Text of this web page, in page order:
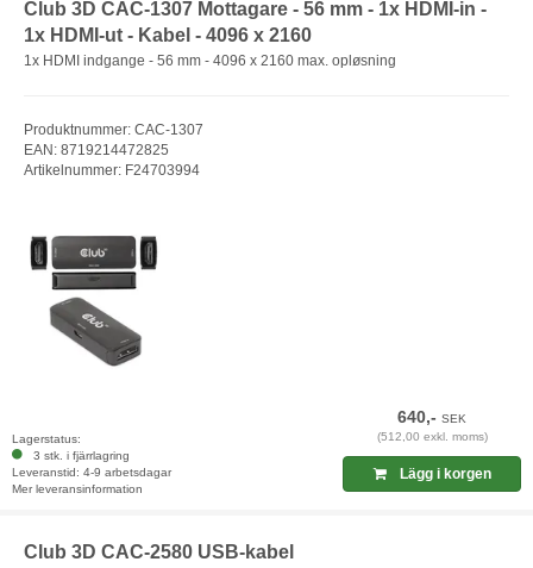
Club 3D CAC-1307 Mottagare - 56 mm - 1x HDMI-in -
1x HDMI-ut - Kabel - 4096 x 2160
1x HDMI indgange - 56 mm - 4096 x 2160 max. opløsning
Produktnummer: CAC-1307
EAN: 8719214472825
Artikelnummer: F24703994
Lagerstatus:
3 stk. i fjärrlagring
Leveranstid: 4-9 arbetsdagar
Mer leveransinformation
640,-SEK
(512,00 exkl. moms)
Lägg i korgen
Club 3D CAC-2580 USB-kabel